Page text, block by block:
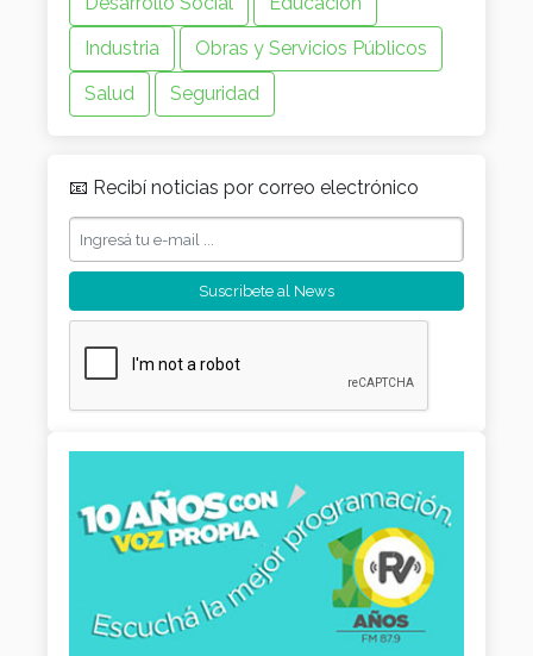
Industria
Obras y Servicios Públicos
Salud
Seguridad
📧 Recibí noticias por correo electrónico